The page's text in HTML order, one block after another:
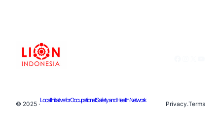
© 2025 ·
Local Initiative for Occupational Safety and Health Network
Privacy.Terms